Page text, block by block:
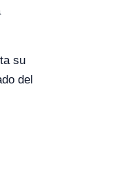
su
del